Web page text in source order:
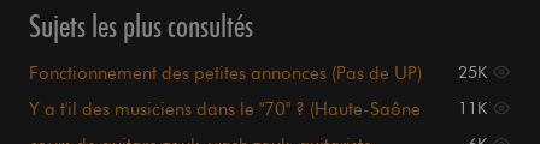
Sujets les plus consultés
Fonctionnement des petites annonces (Pas de UP) 25K
Y a t'il des musiciens dans le "70" ? (Haute-Saône 11K